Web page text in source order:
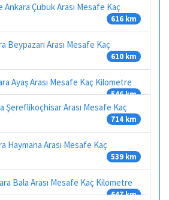
Ankara Çubuk Arası Mesafe Kaç
616 km
Beypazarı Arası Mesafe Kaç
610 km
Ayaş Arası Mesafe Kaç Kilometre
546 km
Şereflikoçhisar Arası Mesafe Kaç
714 km
Haymana Arası Mesafe Kaç
539 km
Bala Arası Mesafe Kaç Kilometre
647 km